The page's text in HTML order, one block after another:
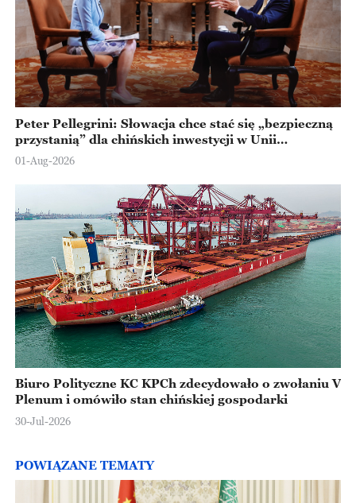
Peter Pellegrini: Słowacja chce stać się „bezpieczną
przystanią” dla chińskich inwestycji w Unii
Europejskiej
01-Aug-2026
Biuro Polityczne KC KPCh zdecydowało o zwołaniu V
Plenum i omówiło stan chińskiej gospodarki
30-Jul-2026
POWIĄZANE TEMATY